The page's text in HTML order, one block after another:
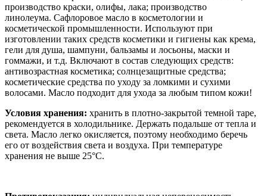
производство краски, олифы, лака; производство
линолеума. Сафлоровое масло в косметологии и
косметической промышленности. Используют при
изготовлении таких средств косметики и гигиены как крема,
гели для душа, шампуни, бальзамы и лосьоны, маски и
гоммажи, и т.д. Включают в состав следующих средств:
антивозрастная косметика; солнцезащитные средства;
косметические средства по уходу за ломкими и сухими
волосами. Масло подходит для ухода за любым типом кожи!
Условия хранения: хранить в плотно-закрытой темной таре,
рекомендуется в холодильнике. Держать подальше от тепла и
света. Масло легко окисляется, поэтому необходимо беречь
его от воздействия света и воздуха. При температуре
хранения не выше 25°С.